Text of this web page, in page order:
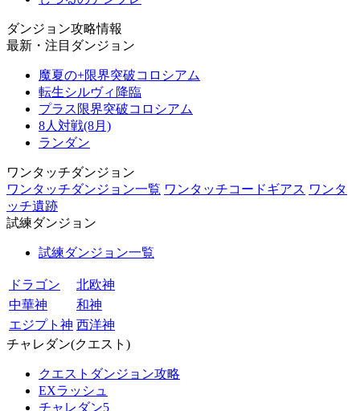
ダンジョン攻略情報
最新・注目ダンジョン
魔夏の+限界突破コロシアム
転生シルヴィ降臨
プラス限界突破コロシアム
8人対戦(8月)
ランダン
ワンタッチダンジョン
ワンタッチダンジョン一覧 ワンタッチコードギアス ワンタ
ッチ遺跡
試練ダンジョン
試練ダンジョン一覧
ドラゴン
北欧神
中華神
和神
エジプト神 西洋神
チャレダン(クエスト)
クエストダンジョン攻略
EXラッシュ
チャレダン5